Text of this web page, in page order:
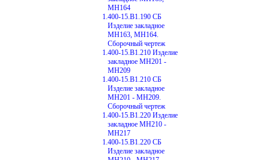
МН164
1.400-15.В1.190 СБ
Изделие закладное
МН163, МН164.
Сборочный чертеж
1.400-15.В1.210 Изделие
закладное МН201 -
МН209
1.400-15.В1.210 СБ
Изделие закладное
МН201 - МН209.
Сборочный чертеж
1.400-15.В1.220 Изделие
закладное МН210 -
МН217
1.400-15.В1.220 СБ
Изделие закладное